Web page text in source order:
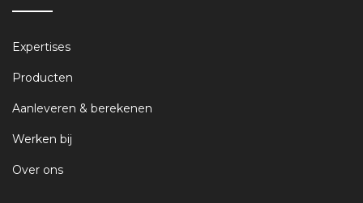
Expertises
Producten
Aanleveren & berekenen
Werken bij
Over ons